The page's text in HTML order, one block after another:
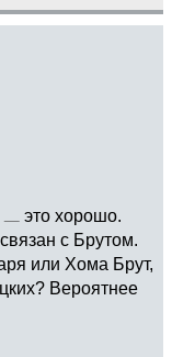
это хорошо.
с Брутом.
или Хома Брут,
Вероятнее